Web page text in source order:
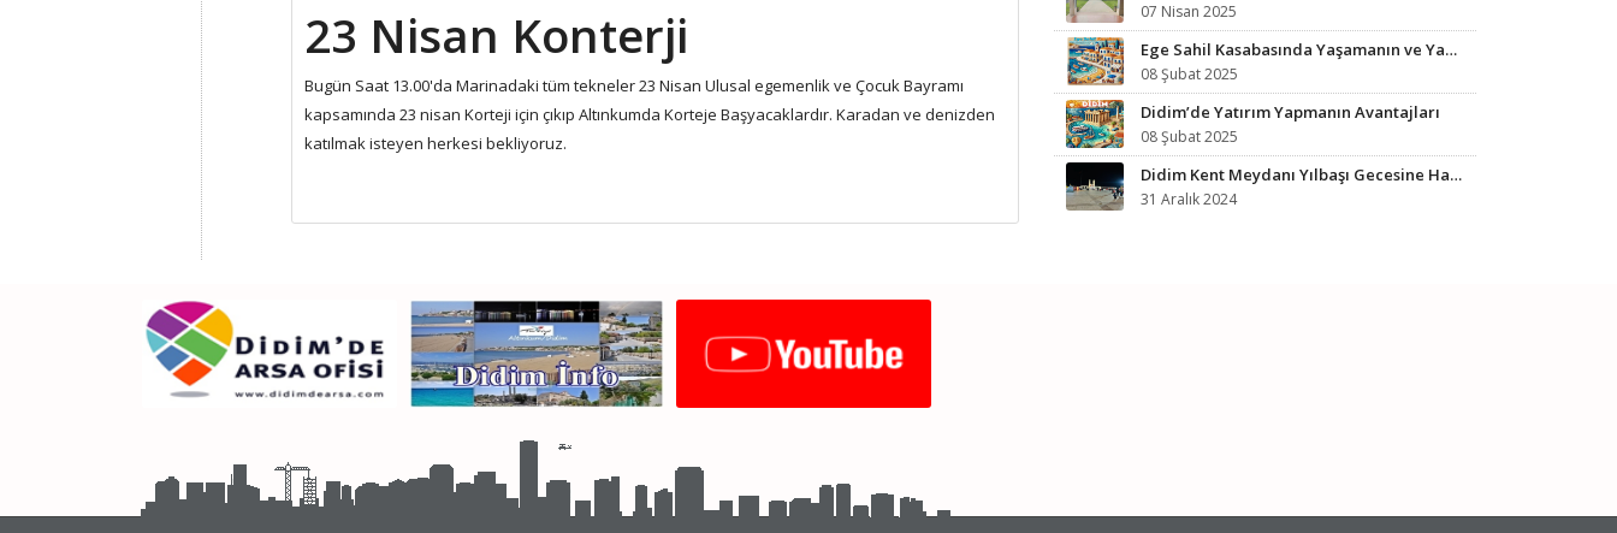
23 Nisan Konterji
Bugün Saat 13.00'da Marinadaki tüm tekneler 23 Nisan Ulusal egemenlik ve Çocuk Bayramı
kapsamında 23 nisan Korteji için çıkıp Altınkumda Korteje Başyacaklardır. Karadan ve denizden
katılmak isteyen herkesi bekliyoruz.
07 Nisan 2025
Ege Sahil Kasabasında Yaşamanın ve Yazlık Almanın Avantajları
08 Şubat 2025
Didim’de Yatırım Yapmanın Avantajları
08 Şubat 2025
Didim Kent Meydanı Yılbaşı Gecesine Hazırlandı
31 Aralık 2024